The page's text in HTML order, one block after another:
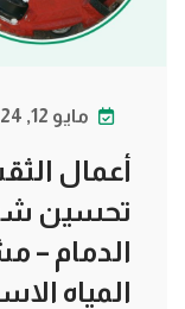
مايو 12, 2024
أعمال
تحسين
المياه